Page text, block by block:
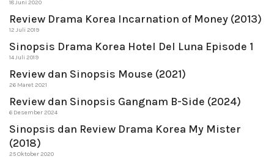
18 Juni 2020
Review Drama Korea Incarnation of Money (2013)
12 Juli 2019
Sinopsis Drama Korea Hotel Del Luna Episode 1
14 Juli 2019
Review dan Sinopsis Mouse (2021)
26 Maret 2021
Review dan Sinopsis Gangnam B-Side (2024)
6 Desember 2024
Sinopsis dan Review Drama Korea My Mister
(2018)
25 Oktober 2020